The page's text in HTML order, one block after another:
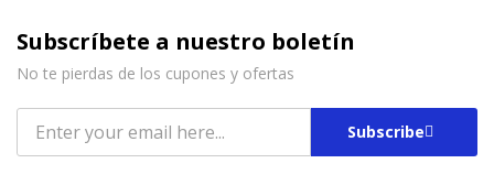
Subscríbete a nuestro boletín
No te pierdas de los cupones y ofertas
Subscribe